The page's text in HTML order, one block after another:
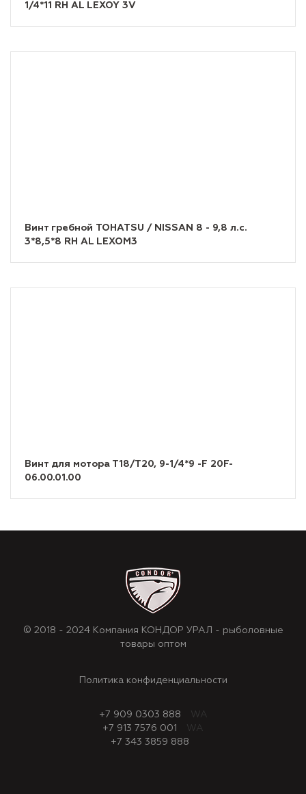
1/4*11 RH AL LEXOY 3V
Винт гребной TOHATSU / NISSAN 8 - 9,8 л.с.
3*8,5*8 RH AL LEXOM3
Винт для мотора Т18/Т20, 9-1/4*9 -F 20F-
06.00.01.00
© 2018 - 2024 Компания КОНДОР УРАЛ - рыболовные
товары оптом
Политика конфиденциальности
+7 909 0303 888
WA
+7 913 7576 001
WA
+7 343 3859 888